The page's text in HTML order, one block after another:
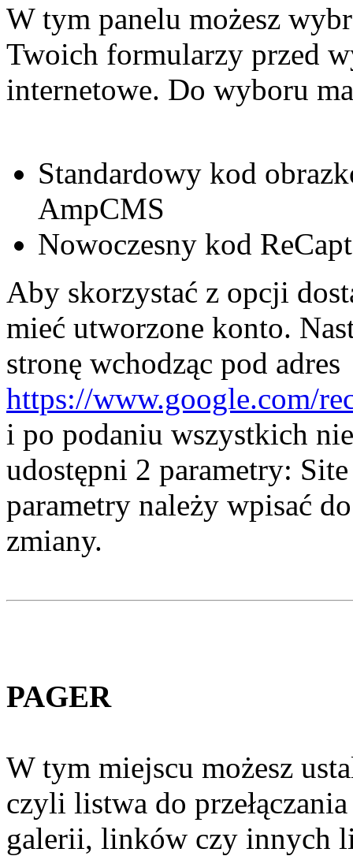
W tym panelu możesz
Twoich formularzy przed
internetowe. Do wyboru
Standardowy kod
AmpCMS
Nowoczesny kod
Aby skorzystać z opcji
mieć utworzone konto.
stronę wchodząc pod adres
https://www.google.com/
i po podaniu wszystkich
udostępni 2 parametry:
parametry należy wpisać
zmiany.
PAGER
W tym miejscu możesz
czyli listwa do
galerii, linków czy innych